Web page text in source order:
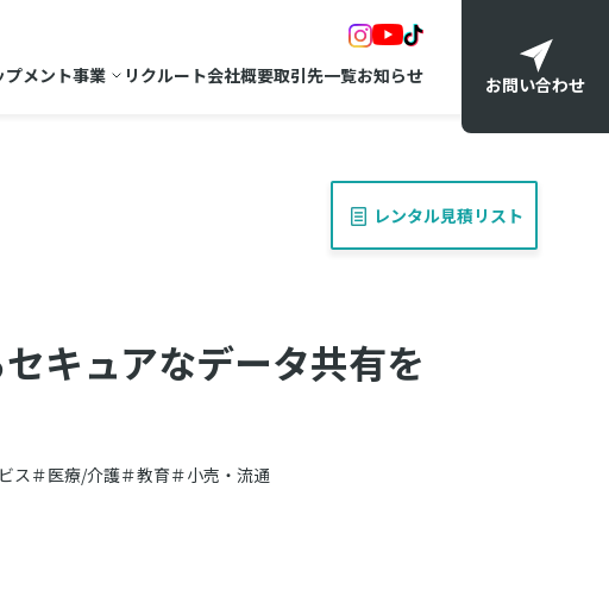
プメント事業 リクルート会社概要取引先一覧お知らせ お問い合わせ
キュアなデータ共有を
ス＃医療/介護＃教育＃小売・流通
レンタル見積リスト